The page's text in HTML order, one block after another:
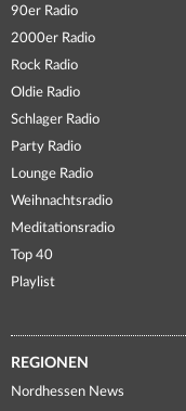
90er Radio
2000er Radio
Rock Radio
Oldie Radio
Schlager Radio
Party Radio
Lounge Radio
Weihnachtsradio
Meditationsradio
Top 40
Playlist
REGIONEN
Nordhessen News